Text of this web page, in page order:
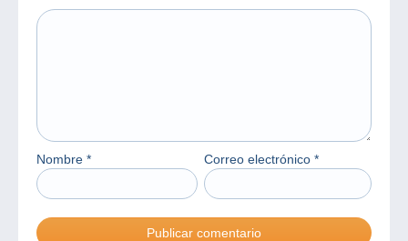
Nombre * Correo electrónico *